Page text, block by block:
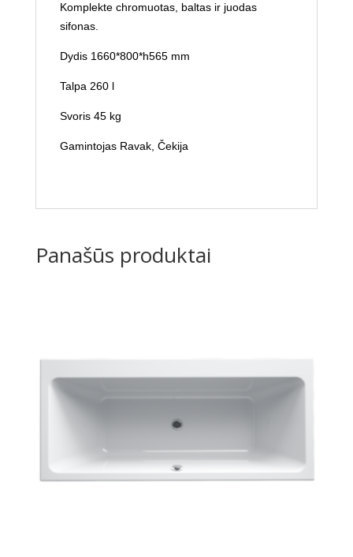
Komplekte chromuotas, baltas ir juodas
sifonas.
Dydis 1660*800*h565 mm
Talpa 260 l
Svoris 45 kg
Gamintojas Ravak, Čekija
Panašūs produktai